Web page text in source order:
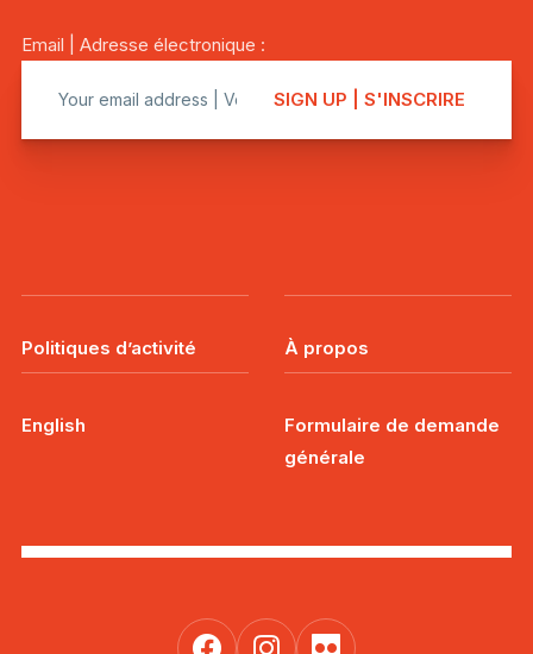
Email | Adresse électronique :
Politiques d’activité À propos
English
Formulaire de demande
générale